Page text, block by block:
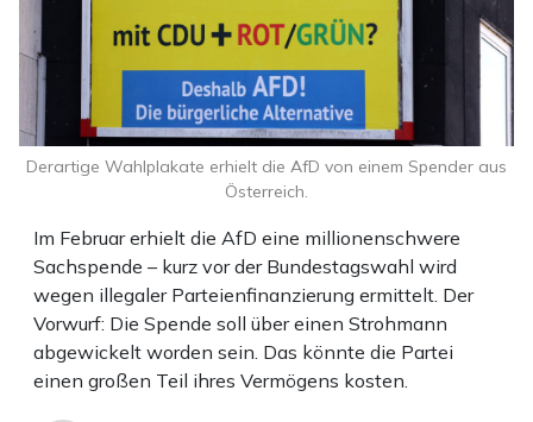
Im Februar erhielt die AfD eine millionenschwere
Sachspende – kurz vor der Bundestagswahl wird
wegen illegaler Parteienfinanzierung ermittelt. Der
Vorwurf: Die Spende soll über einen Strohmann
abgewickelt worden sein. Das könnte die Partei
einen großen Teil ihres Vermögens kosten.
Derartige Wahlplakate erhielt die AfD von einem Spender aus
Österreich.